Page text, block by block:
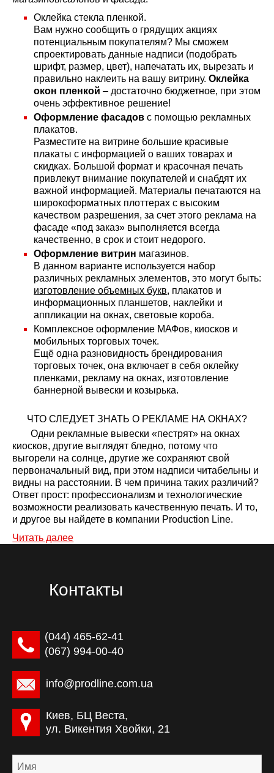
Оклейка стекла пленкой.
Вам нужно сообщить о грядущих акциях
потенциальным покупателям? Мы сможем
спроектировать данные надписи (подобрать
шрифт, размер, цвет), напечатать их, вырезать и
правильно наклеить на вашу витрину.Оклейка
окон пленкой – достаточно бюджетное, при этом
очень эффективное решение!
Оформление фасадов с помощью рекламных
плакатов.
Разместите на витрине большие красивые
плакаты с информацией о ваших товарах и
скидках. Большой формат и красочная печать
привлекут внимание покупателей и снабдят их
важной информацией. Материалы печатаются на
широкоформатных плоттерах с высоким
качеством разрешения, за счет этого реклама на
фасаде «под заказ» выполняется всегда
качественно, в срок и стоит недорого.
Оформление витрин магазинов.
В данном варианте используется набор
различных рекламных элементов, это могут быть:
изготовление объемных букв, плакатов и
информационных планшетов, наклейки и
аппликации на окнах, световые короба.
Комплексное оформление МАФов, киосков и
мобильных торговых точек.
Ещё одна разновидность брендирования
торговых точек, она включает в себя оклейку
пленками, рекламу на окнах, изготовление
баннерной вывески и козырька.
ЧТО СЛЕДУЕТ ЗНАТЬ О РЕКЛАМЕ НА ОКНАХ?
Одни рекламные вывески «пестрят» на окнах
киосков, другие выглядят бледно, потому что
выгорели на солнце, другие же сохраняют свой
первоначальный вид, при этом надписи читабельны и
видны на расстоянии. В чем причина таких различий?
Ответ прост: профессионализм и технологические
возможности реализовать качественную печать. И то,
и другое вы найдете в компании Production Line.
Читать далее
Контакты
(044) ‎465-62-41
(067) 994-00-40
info@prodline.com.ua
Киев, БЦ Веста,
ул. Викентия Хвойки, 21